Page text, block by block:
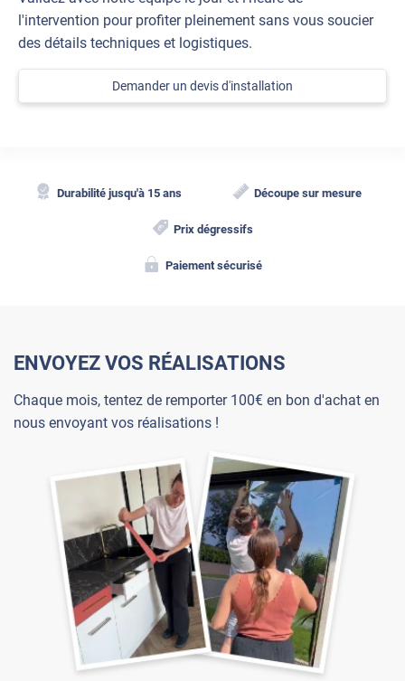
l'intervention pour profiter pleinement sans vous soucier
des détails techniques et logistiques.
Demander un devis d'installation
Durabilité jusqu'à 15 ans Découpe sur mesure
Prix dégressifs
Paiement sécurisé
ENVOYEZ VOS RÉALISATIONS
Chaque mois, tentez de remporter 100€ en bon d'achat en
nous envoyant vos réalisations !